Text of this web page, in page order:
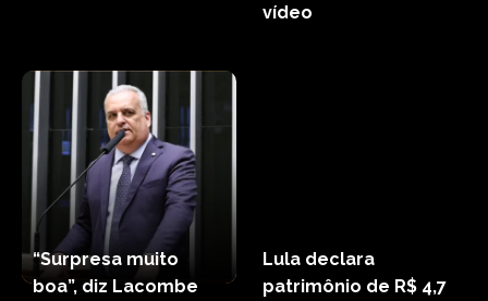
vídeo
“Surpresa muito
boa”, diz Lacombe
Lula declara
patrimônio de R$ 4,7